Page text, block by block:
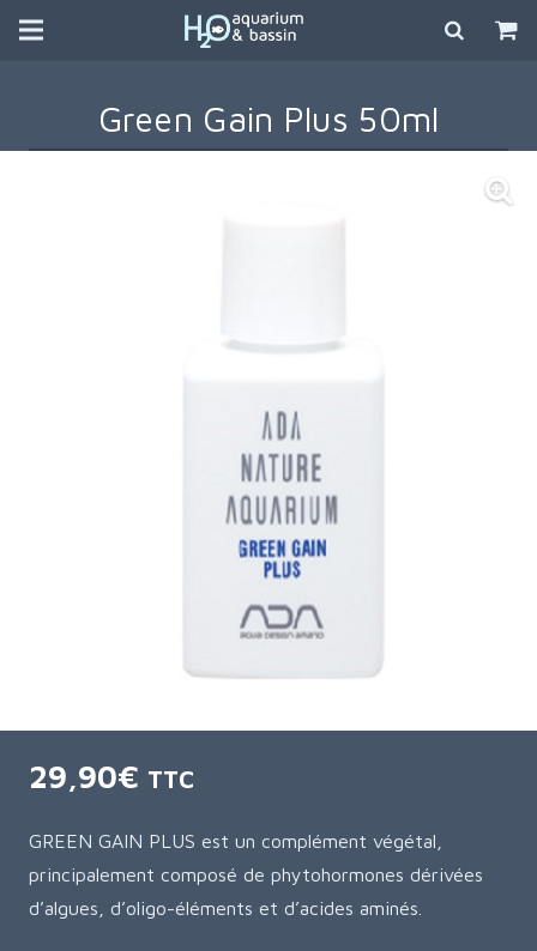
Green Gain Plus 50ml
29,90€ TTC
GREEN GAIN PLUS est un complément végétal,
principalement composé de phytohormones dérivées
d’algues, d’oligo-éléments et d’acides aminés.